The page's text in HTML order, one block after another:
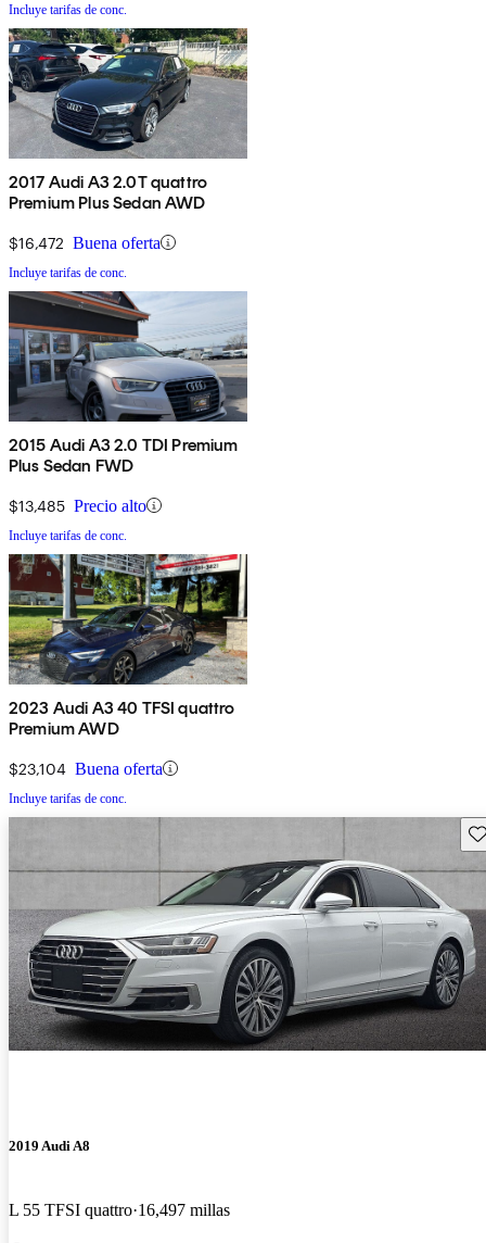
Incluye tarifas de conc.
2017 Audi A3 2.0T quattro
Premium Plus Sedan AWD
$16,472 Buena oferta
Incluye tarifas de conc.
2015 Audi A3 2.0 TDI Premium
Plus Sedan FWD
$13,485 Precio alto
Incluye tarifas de conc.
2023 Audi A3 40 TFSI quattro
Premium AWD
$23,104 Buena oferta
Incluye tarifas de conc.
2019 Audi A8
L 55 TFSI quattro 16,497 millas